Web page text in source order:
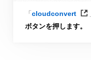
「 cloudconvert
ボタンを押します。